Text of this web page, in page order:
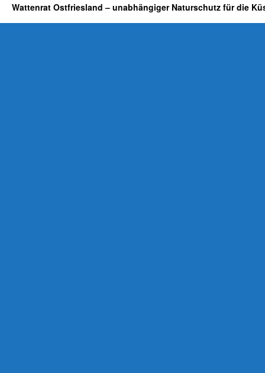
Wattenrat Ostfriesland – unabhängiger Naturschutz für die